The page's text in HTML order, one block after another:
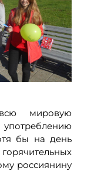
мировую
бы на день
россиянину